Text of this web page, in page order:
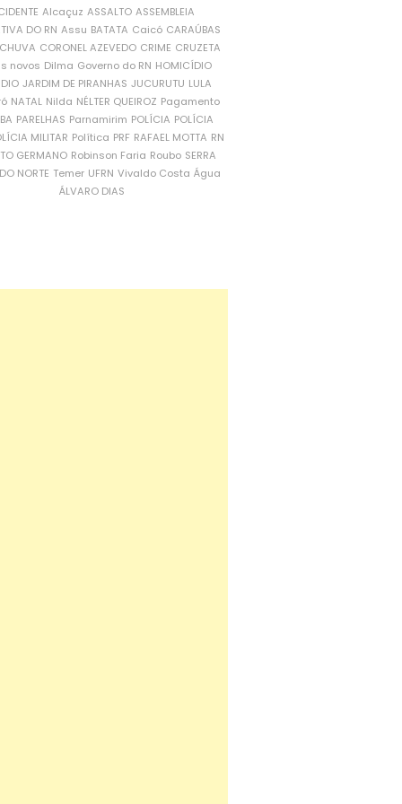
Alcaçuz ASSALTO ASSEMBLEIA
DO RN Assu BATATA Caicó CARAÚBAS
CORONEL AZEVEDO CRIME CRUZETA
novos Dilma Governo do RN HOMICÍDIO
JARDIM DE PIRANHAS JUCURUTU LULA
NATAL Nilda NÉLTER QUEIROZ Pagamento
PARELHAS Parnamirim POLÍCIA POLÍCIA
MILITAR Política PRF RAFAEL MOTTA RN
GERMANO Robinson Faria Roubo SERRA
NORTE Temer UFRN Vivaldo Costa Água
ÁLVARO DIAS